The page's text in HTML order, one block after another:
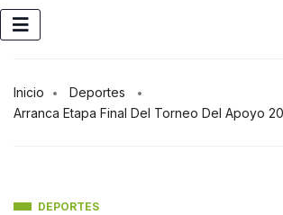
Inicio
Deportes
Arranca Etapa Final Del Torneo Del Apoyo
DEPORTES